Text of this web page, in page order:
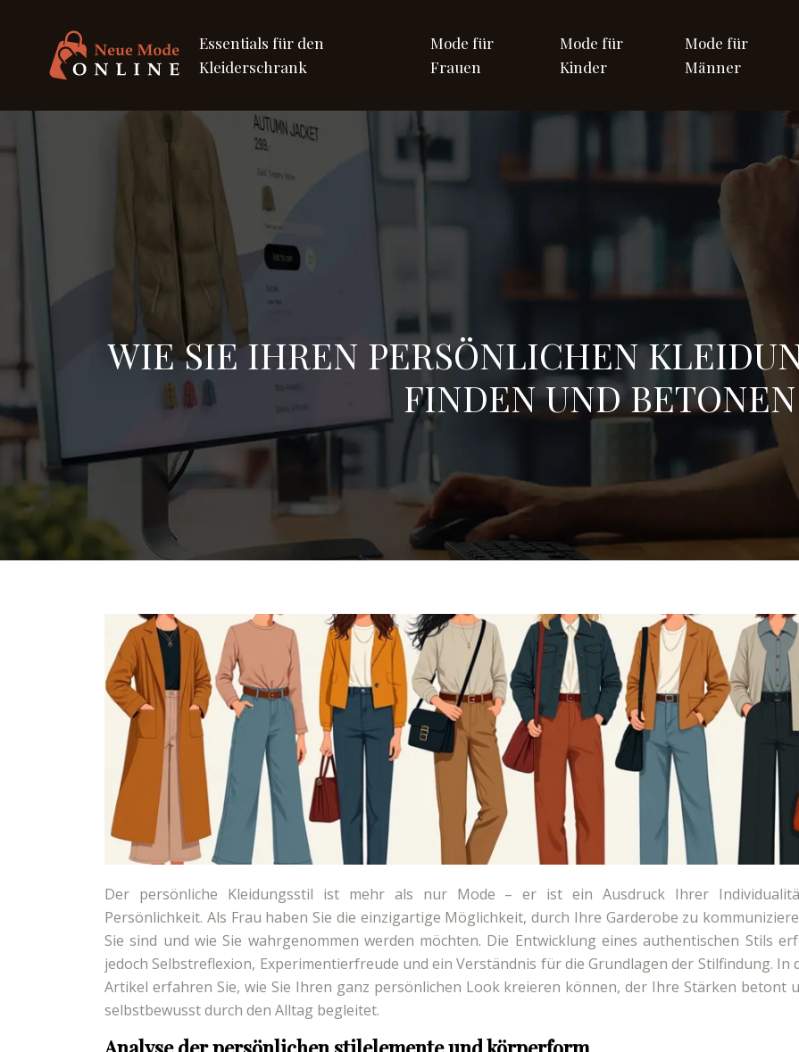
Essentials für den
Kleiderschrank
Mode für
Frauen
Mode für
Kinder
Mode für
Männer
WIE SIE IHREN PERSÖNLICHEN
FINDEN UND BETONEN
Der persönliche Kleidungsstil ist mehr als nur Mode – er ist ein Ausdruck Ihrer
Persönlichkeit. Als Frau haben Sie die einzigartige Möglichkeit, durch Ihre Garderobe zu
Sie sind und wie Sie wahrgenommen werden möchten. Die Entwicklung eines authentischen Stils
jedoch Selbstreflexion, Experimentierfreude und ein Verständnis für die Grundlagen der Stilfindung. In
Artikel erfahren Sie, wie Sie Ihren ganz persönlichen Look kreieren können, der Ihre Stärken betont
selbstbewusst durch den Alltag begleitet.